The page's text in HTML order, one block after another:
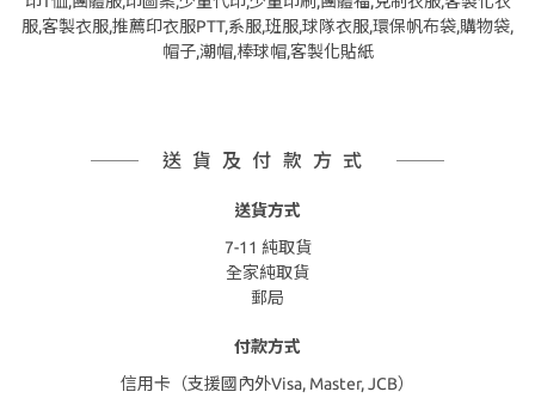
送貨及付款方式
送貨方式
7-11 純取貨
全家純取貨
郵局
付款方式
信用卡（支援國內外Visa, Master, JCB）